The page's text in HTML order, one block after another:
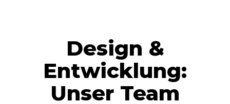
Design &
Entwicklung:
Unser Team